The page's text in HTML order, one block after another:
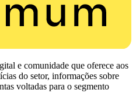
e comunidade que oferece aos
do setor, informações sobre
voltadas para o segmento